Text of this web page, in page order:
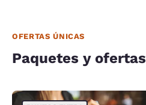
OFERTAS ÚNICAS
Paquetes y ofertas